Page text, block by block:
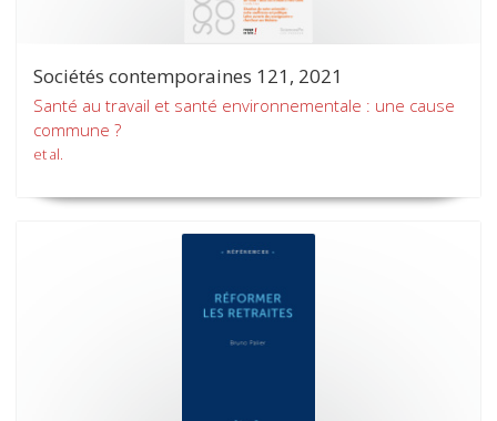
Sociétés contemporaines 121, 2021
Santé au travail et santé environnementale : une cause
commune ?
et al.